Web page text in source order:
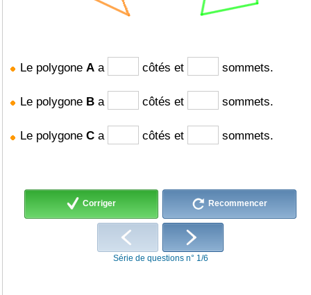
Le polygone A a côtés et sommets.
Le polygone B a côtés et sommets.
Le polygone C a côtés et sommets.
Corriger Recommencer
Série de questions n° 1/6